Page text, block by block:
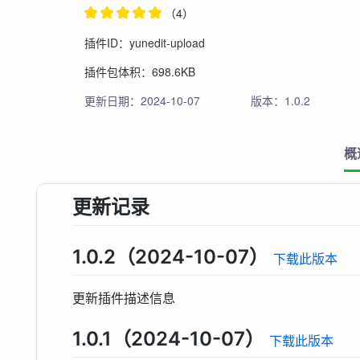
（4）
插件ID：yunedit-upload
插件包体积：698.6KB
更新日期：2024-10-07
版本：1.0.2
概
更新记录
1.0.2（2024-10-07） 下载此版本
更新插件描述信息
1.0.1（2024-10-07） 下载此版本